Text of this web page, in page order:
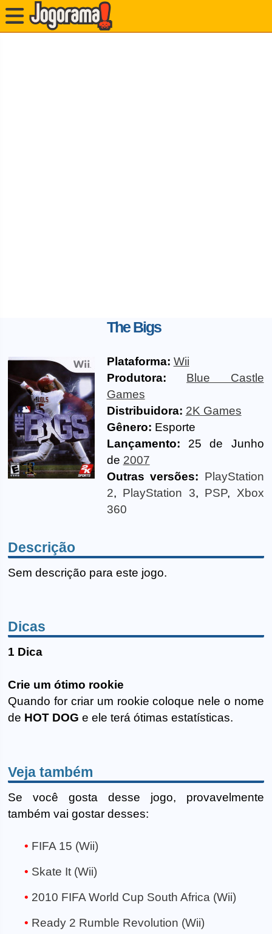
The Bigs
Plataforma: Wii
Produtora:
Blue Castle
Games
Distribuidora: 2K Games
Gênero: Esporte
Lançamento: 25 de Junho
de 2007
Outras versões: PlayStation
2, PlayStation 3, PSP, Xbox
360
Descrição
Sem descrição para este jogo.
Dicas
1 Dica
Crie um ótimo rookie
Quando for criar um rookie coloque nele o nome
de HOT DOG e ele terá ótimas estatísticas.
Veja também
Se você gosta desse jogo, provavelmente
também vai gostar desses:
FIFA 15 (Wii)
Skate It (Wii)
2010 FIFA World Cup South Africa (Wii)
Ready 2 Rumble Revolution (Wii)